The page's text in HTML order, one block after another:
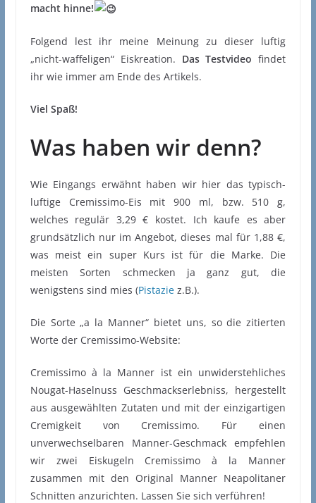
macht hinne!
Folgend lest ihr meine Meinung zu dieser luftig
„nicht-waffeligen“ Eiskreation. Das Testvideo findet
ihr wie immer am Ende des Artikels.
Viel Spaß!
Was haben wir denn?
Wie Eingangs erwähnt haben wir hier das typisch-
luftige Cremissimo-Eis mit 900 ml, bzw. 510 g,
welches regulär 3,29 € kostet. Ich kaufe es aber
grundsätzlich nur im Angebot, dieses mal für 1,88 €,
was meist ein super Kurs ist für die Marke. Die
meisten Sorten schmecken ja ganz gut, die
wenigstens sind mies (Pistaziez.B.).
Die Sorte „a la Manner“ bietet uns, so die zitierten
Worte der Cremissimo-Website:
Cremissimo à la Manner ist ein unwiderstehliches
Nougat-Haselnuss Geschmackserlebniss, hergestellt
aus ausgewählten Zutaten und mit der einzigartigen
Cremigkeit von Cremissimo. Für einen
unverwechselbaren Manner-Geschmack empfehlen
wir zwei Eiskugeln Cremissimo à la Manner
zusammen mit den Original Manner Neapolitaner
Schnitten anzurichten. Lassen Sie sich verführen!